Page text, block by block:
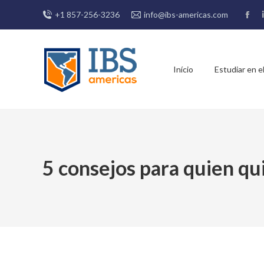
+1 857-256-3236 info@ibs-americas.com
in
Início Estudiar en
5 consejos para quien